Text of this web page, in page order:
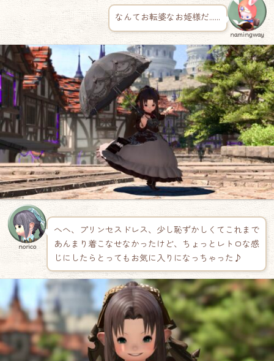
なんてお転婆なお姫様だ……
namingway
norico
へへ、プリンセスドレス、少し恥ずかしくてこれまで
あんまり着こなせなかったけど、ちょっとレトロな感
じにしたらとってもお気に入りになっちゃった♪